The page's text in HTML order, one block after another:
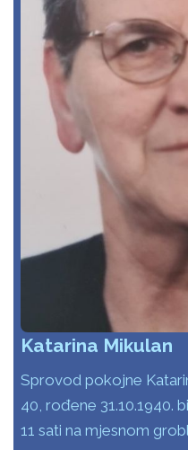
Katarina Mikulan
Sprovod pokojne
40, rođene 31.10.1940.
11 sati na mjesnom